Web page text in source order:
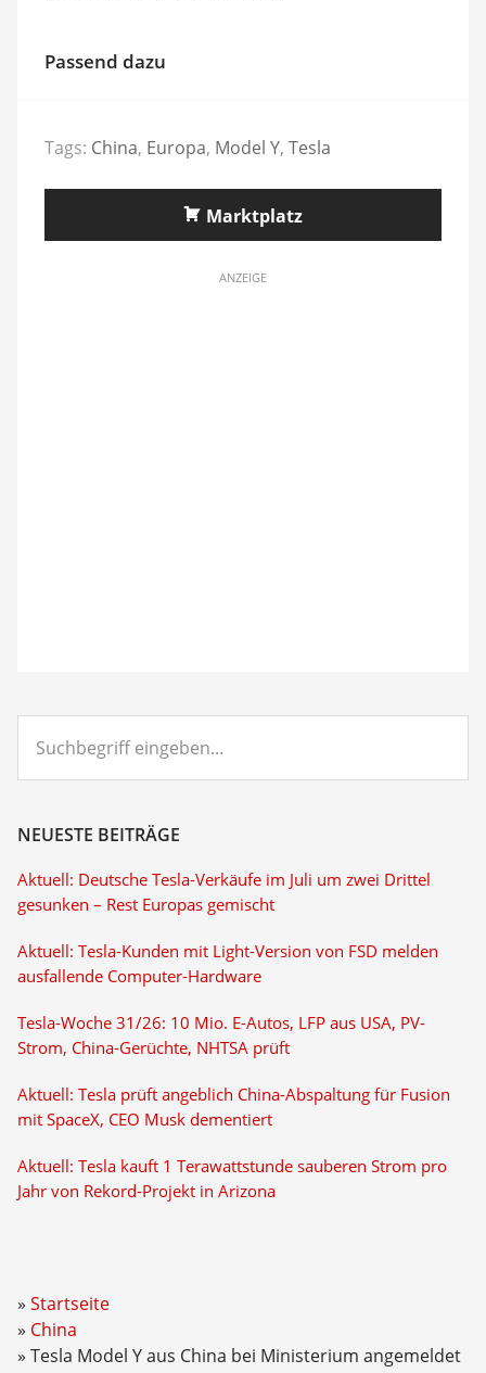
Passend dazu
Tags: China, Europa, Model Y, Tesla
Marktplatz
ANZEIGE
eingeben...
NEUESTE BEITRÄGE
Aktuell: Deutsche Tesla-Verkäufe im Juli um zwei Drittel
gesunken – Rest Europas gemischt
Aktuell: Tesla-Kunden mit Light-Version von FSD melden
ausfallende Computer-Hardware
Tesla-Woche 31/26: 10 Mio. E-Autos, LFP aus USA, PV-
Strom, China-Gerüchte, NHTSA prüft
Aktuell: Tesla prüft angeblich China-Abspaltung für Fusion
mit SpaceX, CEO Musk dementiert
Aktuell: Tesla kauft 1 Terawattstunde sauberen Strom pro
Jahr von Rekord-Projekt in Arizona
Startseite
China
Tesla Model Y aus China bei Ministerium angemeldet